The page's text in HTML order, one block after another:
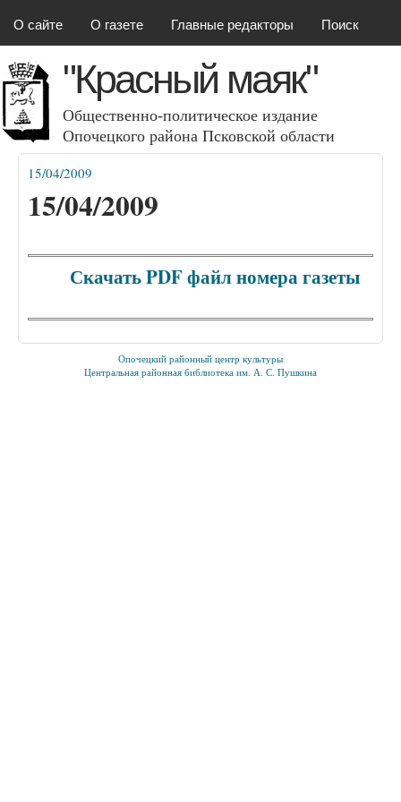
О сайте О газете Главные редакторы Поиск
"Красный маяк"
Общественно-политическое издание
Опочецкого района Псковcкой области
Вы здесь
15/04/2009
15/04/2009
Скачать PDF файл номера газеты
Опочецкий районный центр культуры
Центральная районная библиотека им. А. С. Пушкина